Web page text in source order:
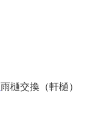
雨樋交換（軒樋）